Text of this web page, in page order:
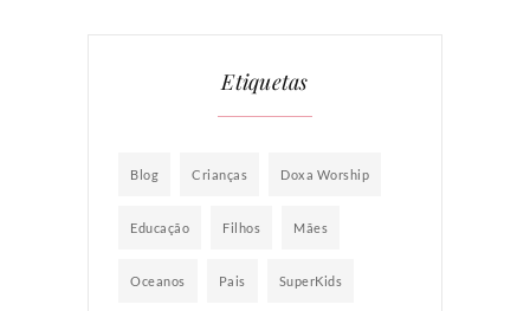
Etiquetas
Blog Crianças Doxa Worship
Educação Filhos Mães
Oceanos Pais SuperKids